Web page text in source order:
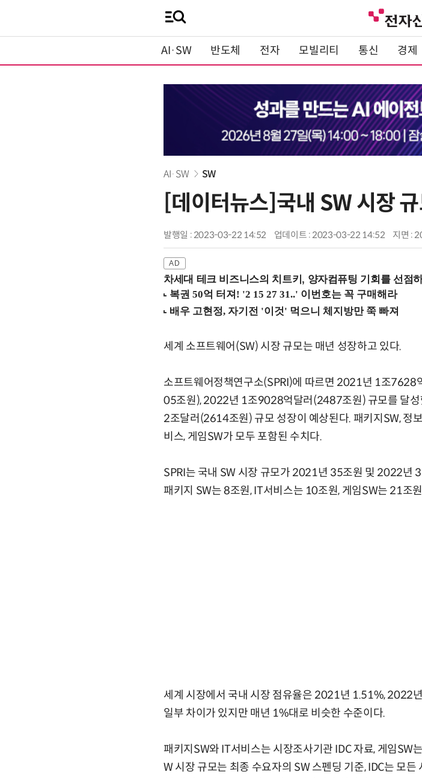
AI·SW 반도체 전자 모빌리티 통신 경제
AI·SW SW
[데이터뉴스]국내 SW 시장
발행일 : 2023-03-22 14:52 업데이트 : 2023-03-22 14:52 지면 :
차세대 테크 비즈니스의 치트키, 양자컴퓨팅 기회를 선점
세계 소프트웨어(SW) 시장 규모는 매년 성장하고 있다.
소프트웨어정책연구소(SPRI)에 따르면 2021년 1조7628
05조원), 2022년 1조9028억달러(2487조원) 규모를 달성
2조달러(2614조원) 규모 성장이 예상된다. 패키지SW, 정
비스, 게임SW가 모두 포함된 수치다.
SPRI는 국내 SW 시장 규모가 2021년 35조원 및 2022년
패키지 SW는 8조원, IT서비스는 10조원, 게임SW는 21조
세계 시장에서 국내 시장 점유율은 2021년 1.51%, 2022
일부 차이가 있지만 매년 1%대로 비슷한 수준이다.
패키지SW와 IT서비스는 시장조사기관 IDC 자료, 게임SW
W 시장 규모는 최종 수요자의 SW 스펜딩 기준, IDC는 모